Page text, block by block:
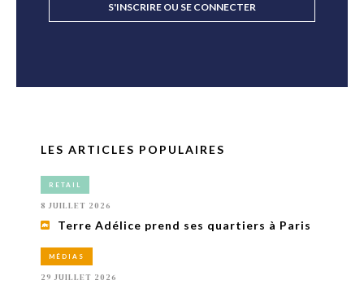
S'INSCRIRE OU SE CONNECTER
LES ARTICLES POPULAIRES
RETAIL
8 JUILLET 2026
Terre Adélice prend ses quartiers à Paris
MÉDIAS
29 JUILLET 2026